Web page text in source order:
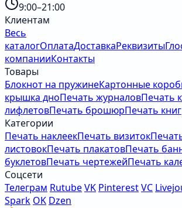
9:00–21:00
Клиентам
Весь
каталогОплатаДоставкаРеквизиты
компанииКонтакты
Товары
Блокнот на пружинеКартонные
крышка дноПечать журналовПечать
лифлетовПечать брошюрПечать книг
Категории
Печать наклеекПечать визиток
листовокПечать плакатовПечать
буклетовПечать чертежейПечать
Соцсети
Телеграм RutubeVK PinterestVC
Spark OK Dzen